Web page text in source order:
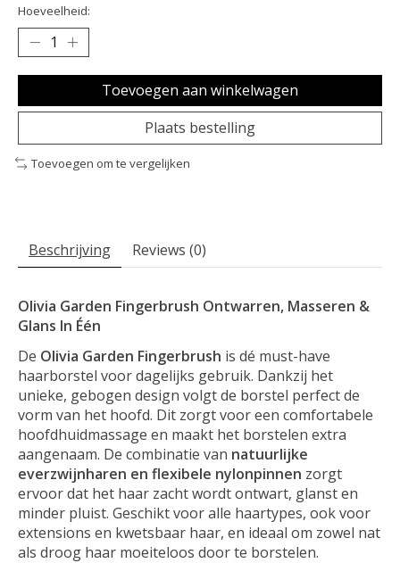
Hoeveelheid:
Toevoegen aan winkelwagen
Plaats bestelling
Toevoegen om te vergelijken
Beschrijving Reviews (0)
Olivia Garden Fingerbrush Ontwarren, Masseren &
Glans In Één
De Olivia Garden Fingerbrush is dé must-have
haarborstel voor dagelijks gebruik. Dankzij het
unieke, gebogen design volgt de borstel perfect de
vorm van het hoofd. Dit zorgt voor een comfortabele
hoofdhuidmassage en maakt het borstelen extra
aangenaam. De combinatie van natuurlijke
everzwijnharen en flexibele nylonpinnen zorgt
ervoor dat het haar zacht wordt ontwart, glanst en
minder pluist. Geschikt voor alle haartypes, ook voor
extensions en kwetsbaar haar, en ideaal om zowel nat
als droog haar moeiteloos door te borstelen.